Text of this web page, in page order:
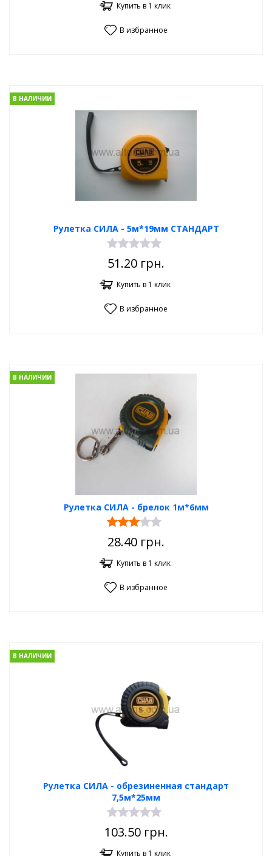
Купить в 1 клик
В избранное
Рулетка СИЛА - 5м*19мм СТАНДАРТ
В НАЛИЧИИ
51.20 грн.
Купить в 1 клик
В избранное
Рулетка СИЛА - брелок 1м*6мм
В НАЛИЧИИ
28.40 грн.
Купить в 1 клик
В избранное
Рулетка СИЛА - обрезиненная стандарт
7,5м*25мм
В НАЛИЧИИ
103.50грн.
Купить в 1 клик